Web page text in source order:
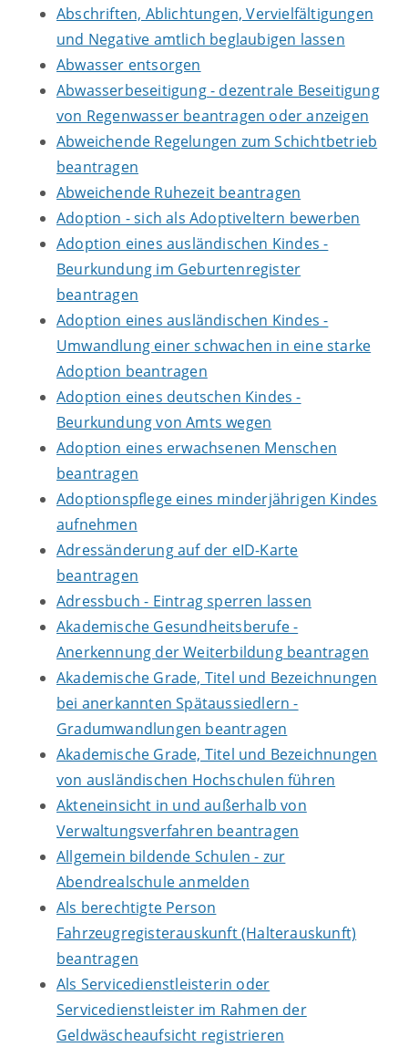
Abschriften, Ablichtungen, Vervielfältigungen
und Negative amtlich beglaubigen lassen
Abwasser entsorgen
Abwasserbeseitigung - dezentrale Beseitigung
von Regenwasser beantragen oder anzeigen
Abweichende Regelungen zum Schichtbetrieb
beantragen
Abweichende Ruhezeit beantragen
Adoption - sich als Adoptiveltern bewerben
Adoption eines ausländischen Kindes -
Beurkundung im Geburtenregister
beantragen
Adoption eines ausländischen Kindes -
Umwandlung einer schwachen in eine starke
Adoption beantragen
Adoption eines deutschen Kindes -
Beurkundung von Amts wegen
Adoption eines erwachsenen Menschen
beantragen
Adoptionspflege eines minderjährigen Kindes
aufnehmen
Adressänderung auf der eID-Karte
beantragen
Adressbuch - Eintrag sperren lassen
Akademische Gesundheitsberufe -
Anerkennung der Weiterbildung beantragen
Akademische Grade, Titel und Bezeichnungen
bei anerkannten Spätaussiedlern -
Gradumwandlungen beantragen
Akademische Grade, Titel und Bezeichnungen
von ausländischen Hochschulen führen
Akteneinsicht in und außerhalb von
Verwaltungsverfahren beantragen
Allgemein bildende Schulen - zur
Abendrealschule anmelden
Als berechtigte Person
Fahrzeugregisterauskunft (Halterauskunft)
beantragen
Als Servicedienstleisterin oder
Servicedienstleister im Rahmen der
Geldwäscheaufsicht registrieren